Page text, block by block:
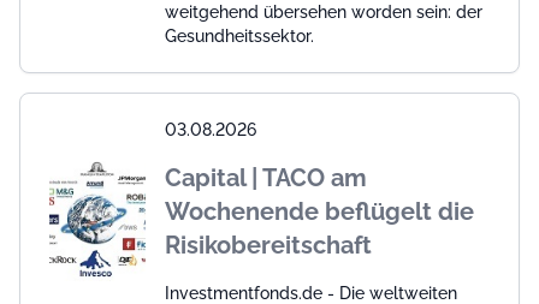
weitgehend übersehen worden sein: der
Gesundheitssektor.
03.08.2026
Capital | TACO am
Wochenende beflügelt die
Risikobereitschaft
Investmentfonds.de - Die weltweiten